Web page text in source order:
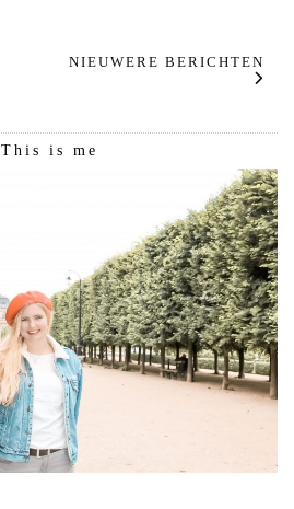
NIEUWERE BERICHTEN
This is me